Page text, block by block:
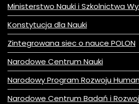
Ministerstwo Nauki i Szkolnictwa
Konstytucja dla Nauki
Zintegrowana siec o nauce POLON
Narodowe Centrum Nauki
Narodowy Program Rozwoju
Narodowe Centrum Badań i